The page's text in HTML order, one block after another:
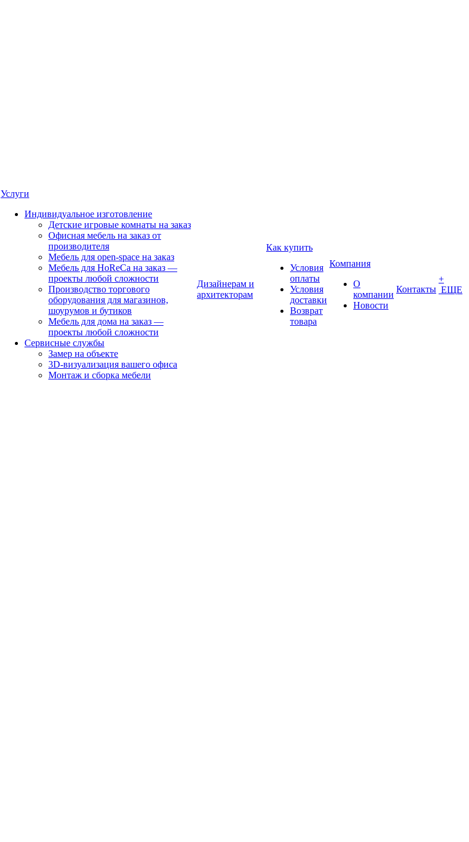
Услуги
Индивидуальное изготовление
Детские игровые комнаты на заказ
Офисная мебель на заказ от
производителя
Мебель для open-space на заказ
Мебель для HoReCa на заказ —
проекты любой сложности
Производство торгового
оборудования для магазинов,
шоурумов и бутиков
Мебель для дома на заказ —
проекты любой сложности
Сервисные службы
Замер на объекте
3D-визуализация вашего офиса
Монтаж и сборка мебели
Дизайнерам и
архитекторам
Как купить
Условия
оплаты
Условия
доставки
Возврат
товара
Компания
О
компании
Новости
Контакты
+
ЕЩЕ